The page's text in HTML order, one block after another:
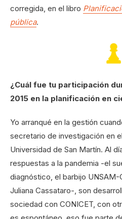
corregida, en el libro
pública.
¿Cuál fue tu participación
2015 en la planificación en
Yo arranqué en la gestión
secretario de investigación en
Universidad de San Martín. Al
respuestas a la pandemia -el
diagnóstico, el barbijo
Juliana Cassataro-, son
sociedad con CONICET, con